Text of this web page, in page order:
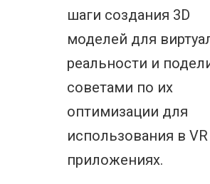
шаги создания 3D
моделей для
реальности и
советами по их
оптимизации для
использования в VR
приложениях.